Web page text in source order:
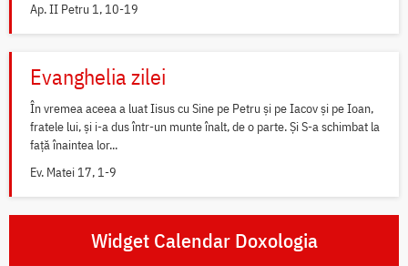
Ap. II Petru 1, 10-19
Evanghelia zilei
În vremea aceea a luat Iisus cu Sine pe Petru și pe Iacov și pe Ioan,
fratele lui, și i-a dus într-un munte înalt, de o parte. Și S-a schimbat la
față înaintea lor...
Ev. Matei 17, 1-9
Widget Calendar Doxologia